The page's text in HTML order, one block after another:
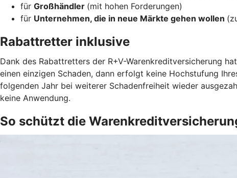
für Großhändler (mit hohen Forderungen)
für Unternehmen, die in neue Märkte gehen wollen
Rabattretter inklusive
Dank des Rabattretters der R+V-Warenkreditversicherung
einen einzigen Schaden, dann erfolgt keine Hochstufung
folgenden Jahr bei weiterer Schadenfreiheit wieder
keine Anwendung.
So schützt die